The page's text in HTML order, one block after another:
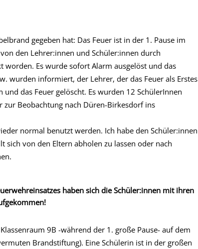
gegeben hat: Das Feuer ist in der 1. Pause im
den Lehrer:innen und Schüler:innen durch
worden. Es wurde sofort Alarm ausgelöst und das
wurden informiert, der Lehrer, der das Feuer als Erstes
das Feuer gelöscht. Es wurden 12 SchülerInnen
Beobachtung nach Düren-Birkesdorf ins
normal benutzt werden. Ich habe den Schüler:innen
von den Eltern abholen zu lassen oder nach
haben sich die Schüler:innen mit ihren
9B -während der 1. große Pause- auf dem
Brandstiftung). Eine Schülerin ist in der großen